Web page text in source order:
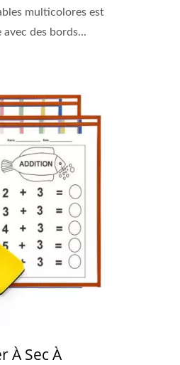
multicolores est
des bords...
À Sec À